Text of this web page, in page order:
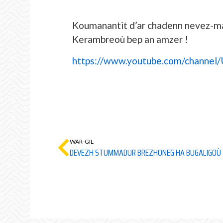
Koumanantit d’ar chadenn nevez-
Kerambreoù bep an amzer !
https://www.youtube.com/
WAR-GIL
DEVEZH STUMMADUR BREZHONEG HA BUGALIGOÙ